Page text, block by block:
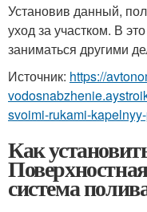
Установив данный,
уход за участком. В
заниматься другими
Источник: https://
svoimi-rukami-
Как
система